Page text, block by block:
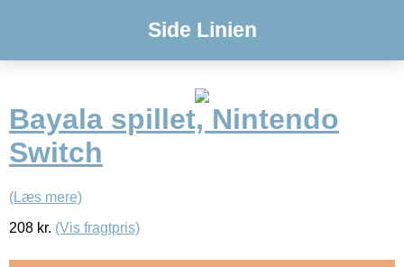
Side Linien
Bayala spillet, Nintendo
Switch
(Læs mere)
208 kr. (Vis fragtpris)